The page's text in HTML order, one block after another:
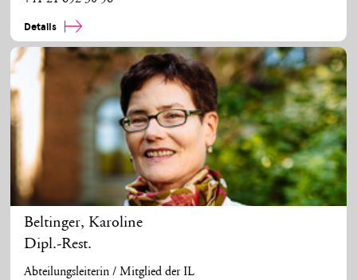
Details
Beltinger, Karoline
Dipl.-Rest.
Abteilungsleiterin / Mitglied der IL